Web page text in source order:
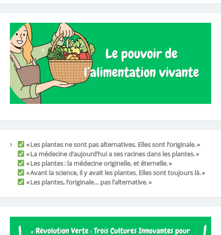
« Les plantes ne sont pas alternatives. Elles sont l’originale. »
« La médecine d’aujourd’hui a ses racines dans les plantes. »
« Les plantes : la médecine originelle, et éternelle. »
« Avant la science, il y avait les plantes. Elles sont toujours là. »
« Les plantes, l’originale… pas l’alternative. »